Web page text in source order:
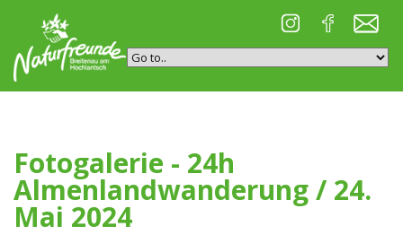
Fotogalerie - 24h
Almenlandwanderung / 24.
Mai 2024